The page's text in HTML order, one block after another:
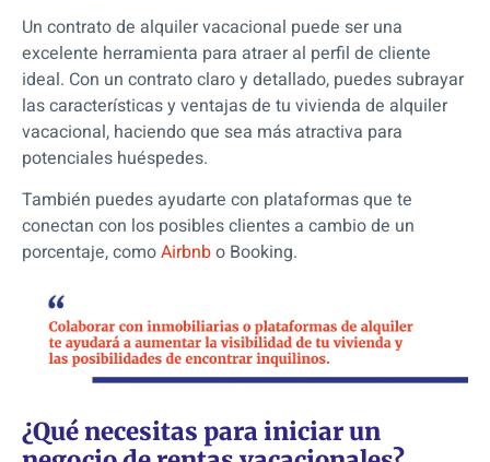
Un contrato de alquiler vacacional puede ser una
excelente herramienta para atraer al perfil de cliente
ideal. Con un contrato claro y detallado, puedes subrayar
las características y ventajas de tu vivienda de alquiler
vacacional, haciendo que sea más atractiva para
potenciales huéspedes.
También puedes ayudarte con plataformas que te
conectan con los posibles clientes a cambio de un
porcentaje, comoAirbnbo Booking.
¿Qué necesitas para iniciar un